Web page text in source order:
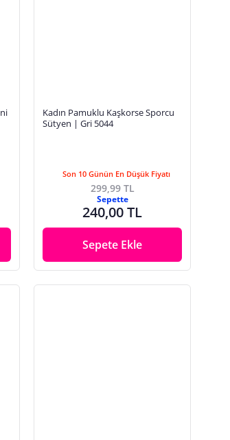
Kadın Pamuklu Kaşkorse Sporcu
Sütyen | Gri 5044
Son 10 Günün En Düşük Fiyatı
299,99 TL
Sepette
240,00 TL
Sepete Ekle